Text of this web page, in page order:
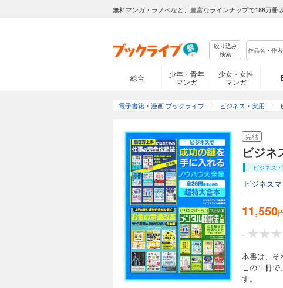
無料マンガ・ラノベなど、豊富なラインナップで188万冊
絞り込み
検索
総合
少年・青年
マンガ
少女・女性
マンガ
電子書籍・漫画 ブックライブ ビジネス・実用
完結
ビジネ
ビジネス
ビジネス
11,550
-
本書は、そ
この１冊で
す。